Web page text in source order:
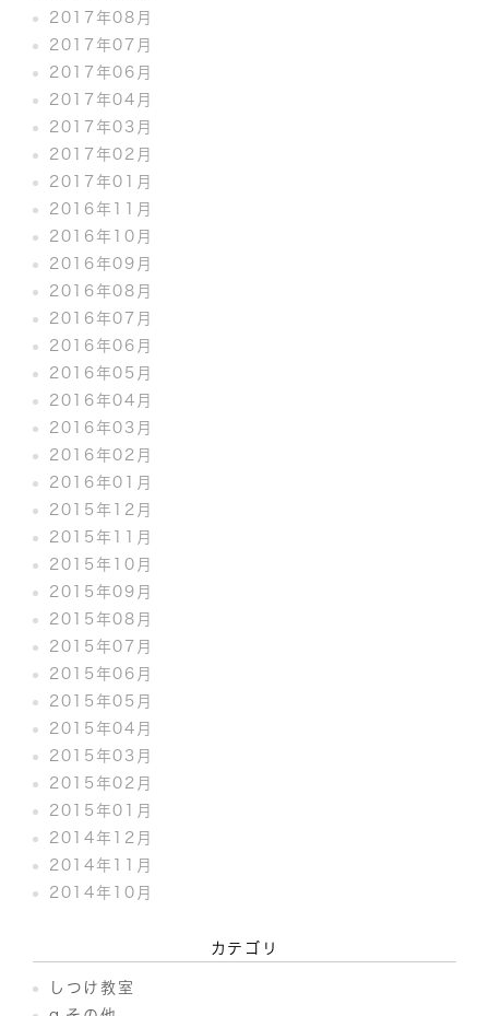
2017年08月
2017年07月
2017年06月
2017年04月
2017年03月
2017年02月
2017年01月
2016年11月
2016年10月
2016年09月
2016年08月
2016年07月
2016年06月
2016年05月
2016年04月
2016年03月
2016年02月
2016年01月
2015年12月
2015年11月
2015年10月
2015年09月
2015年08月
2015年07月
2015年06月
2015年05月
2015年04月
2015年03月
2015年02月
2015年01月
2014年12月
2014年11月
2014年10月
カテゴリ
しつけ教室